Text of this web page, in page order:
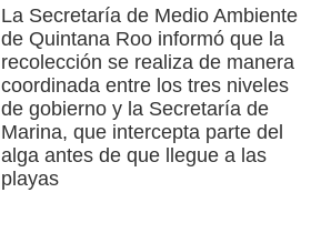
La Secretaría de Medio Ambiente
de Quintana Roo informó que la
recolección se realiza de manera
coordinada entre los tres niveles
de gobierno y la Secretaría de
Marina, que intercepta parte del
alga antes de que llegue a las
playas